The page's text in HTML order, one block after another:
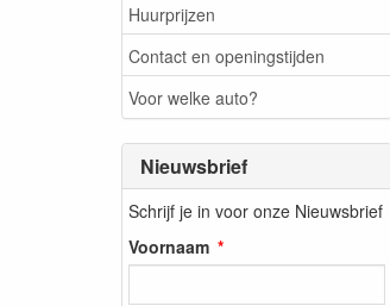
Huurprijzen
Contact en openingstijden
Voor welke auto?
Nieuwsbrief
Schrijf je in voor onze Nieuwsbrief
Voornaam